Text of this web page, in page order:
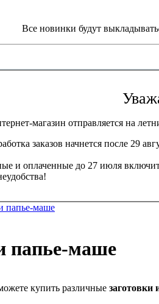
Все новинки будут
магазин отправляется на
заказов начнется после 29
и оплаченные до 27 июля
папье-маше
папье-маше
купить различные заготовки